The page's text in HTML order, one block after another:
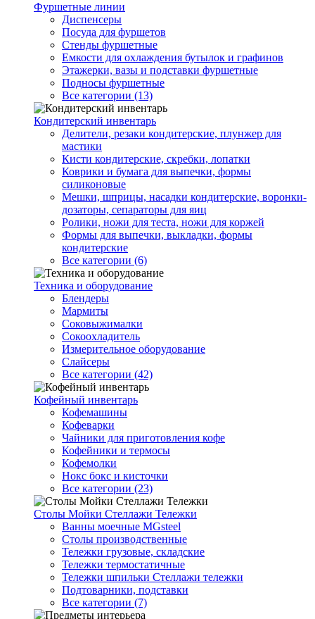
Фуршетные линии
Диспенсеры
Посуда для фуршетов
Стенды фуршетные
Емкости для охлаждения бутылок и графинов
Этажерки, вазы и подставки фуршетные
Подносы фуршетные
Все категории (13)
Кондитерский инвентарь
Делители, резаки кондитерские, плунжер для
мастики
Кисти кондитерские, скребки, лопатки
Коврики и бумага для выпечки, формы
силиконовые
Мешки, шприцы, насадки кондитерские, воронки-
дозаторы, сепараторы для яиц
Ролики, ножи для теста, ножи для коржей
Формы для выпечки, выкладки, формы
кондитерские
Все категории (6)
Техника и оборудование
Блендеры
Мармиты
Соковыжималки
Сокоохладитель
Измерительное оборудование
Слайсеры
Все категории (42)
Кофейный инвентарь
Кофемашины
Кофеварки
Чайники для приготовления кофе
Кофейники и термосы
Кофемолки
Нокс бокс и кисточки
Все категории (23)
Столы Мойки Стеллажи Тележки
Ванны моечные MGsteel
Столы производственные
Тележки грузовые, складские
Тележки термостатичные
Тележки шпильки Стеллажи тележки
Подтоварники, подставки
Все категории (7)